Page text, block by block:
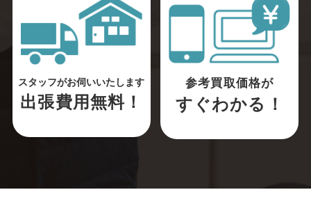
スタッフがお伺いいたします
出張費用無料！
参考買取価格が
すぐわかる！